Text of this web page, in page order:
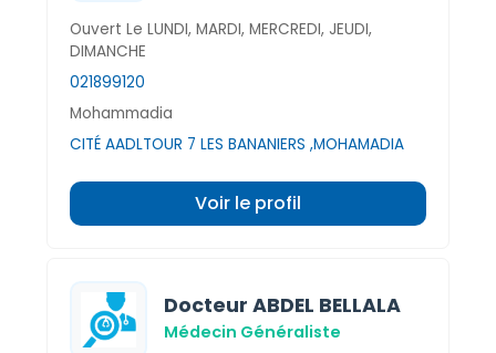
Ouvert Le LUNDI, MARDI, MERCREDI, JEUDI,
DIMANCHE
021899120
Mohammadia
CITÉ AADLTOUR 7 LES BANANIERS ,MOHAMADIA
Voir le profil
Docteur ABDEL BELLALA
Médecin Généraliste